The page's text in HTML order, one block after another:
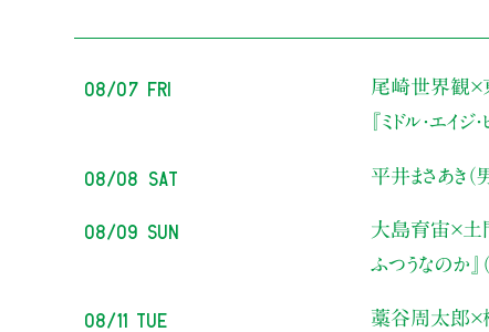
08/07 Fri 尾崎世界観×
『ミドル・エ
08/08 Sat 平井まさあき（
08/09 Sun 大島育宙×土
ふつうなのか
08/11 Tue 藁谷周太郎×